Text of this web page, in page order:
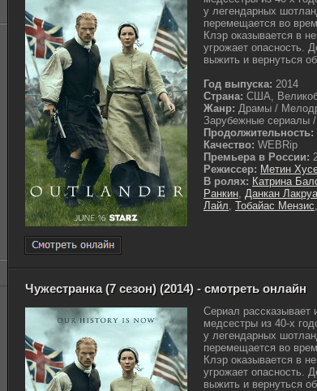
у легендарных
перемещается во
Клэр оказывается в
угрожает опасность.
выжить и вернуться
Год выпуска: 2014
Страна: США,
Жанр: Драмы /
Зарубежные сериалы
Продолжительность:
Качество: WEBRip
Премьера в России:
Режиссер: Метин
В ролях: Катрина
Ранкин, Данкан Лакруа
Лайл, Тобайас Мензис,
Чужестранка (7 сезон) (2014) - смотреть онлайн
Сериал
медсестры из 40-х
у легендарных
перемещается во
Клэр оказывается в
угрожает опасность.
выжить и вернуться